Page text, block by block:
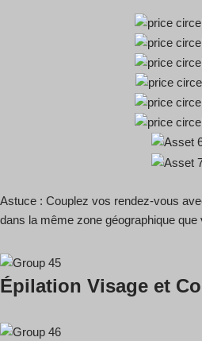
Astuce : Couplez vos rendez-vous
dans la même zone géographique que
Épilation Visage et